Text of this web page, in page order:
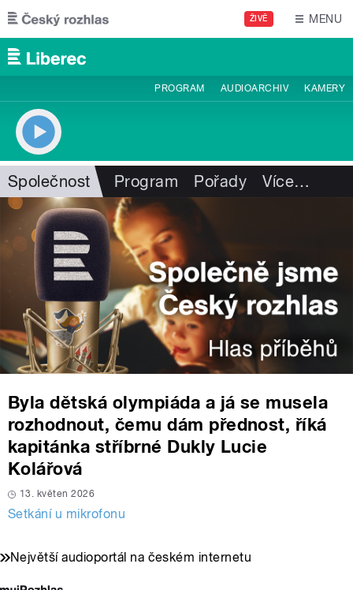
Přejít k hlavnímu obsahu
ŽIVĚ MENU
PROGRAM AUDIOARCHIV KAMERY
Společnost Program Pořady Více…
Byla dětská olympiáda a já se musela
rozhodnout, čemu dám přednost, říká
kapitánka stříbrné Dukly Lucie
Kolářová
13. květen 2026
Setkání u mikrofonu
Největší audioportál na českém internetu